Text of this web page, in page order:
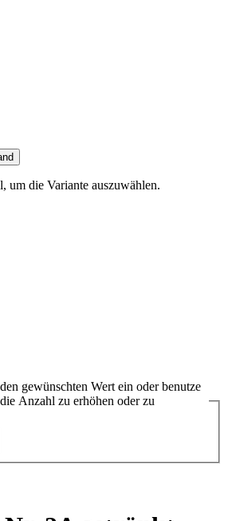
um die Variante auszuwählen.
gewünschten Wert ein oder benutze
Anzahl zu erhöhen oder zu